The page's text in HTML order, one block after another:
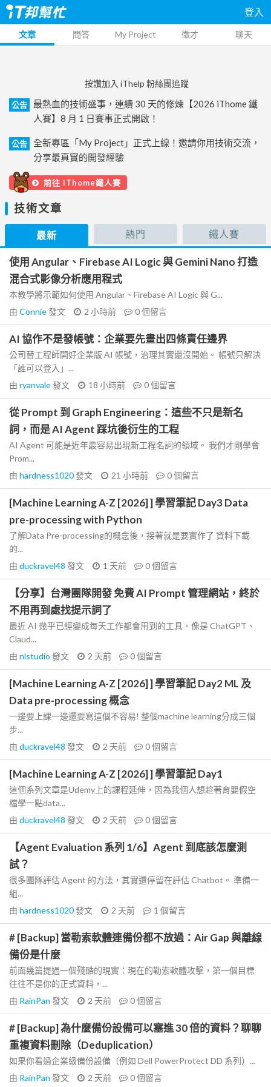
登入
文章 問答 My Project 徵才 聊天
按讚加入 iThelp 粉絲團追蹤
公告
最熱血的技術盛事，連續 30 天的修煉【2026 iThome 鐵
人賽】8 月 1 日賽事正式開啟！
公告
全新專區「My Project」正式上線！邀請你用技術交流，
分享最真實的開發經驗
前往 iThome鐵人賽
技術文章
最新 熱門 鐵人賽
使用 Angular、Firebase AI Logic 與 Gemini Nano 打造
混合式影像分析應用程式
本教學將示範如何使用 Angular、Firebase AI Logic 與 G...
由 Connie發文 2 小時前 0個留言
AI 協作不是發帳號：企業要先畫出四條責任邊界
公司替工程師開好企業版 AI 帳號，治理其實還沒開始。 帳號只解決
「誰可以登入」...
由 ryanvale發文 18 小時前 0個留言
從 Prompt 到 Graph Engineering：這些不只是新名
詞，而是 AI Agent 踩坑後衍生的工程
AI Agent 可能是近年最容易出現新工程名詞的領域。 我們才剛學會
Prom...
由 hardness1020發文 21 小時前 0個留言
[Machine Learning A-Z [2026] ] 學習筆記 Day3 Data
pre-processing with Python
了解Data Pre-processing的概念後，接著就是要實作了 資料下載
的...
由 duckravel48 發文 1 天前 0個留言
【分享】台灣團隊開發 免費 AI Prompt 管理網站，終於
不用再到處找提示詞了
最近 AI 幾乎已經變成每天工作都會用到的工具。像是 ChatGPT、
Claud...
由 nlstudio 發文 2 天前 0個留言
[Machine Learning A-Z [2026] ] 學習筆記 Day2 ML 及
Data pre-processing 概念
一邊要上課一邊還要寫這個不容易! 整個machine learning分成三個
步...
由 duckravel48 發文 2 天前 0個留言
[Machine Learning A-Z [2026] ] 學習筆記 Day1
這個系列文章是Udemy上的課程延伸，因為我個人想趁著育嬰假空
檔學一點data...
由 duckravel48 發文 2 天前 0個留言
【Agent Evaluation 系列 1/6】Agent 到底該怎麼測
試？
很多團隊評估 Agent 的方法，其實還停留在評估 Chatbot。 準備一
組...
由 hardness1020發文 2 天前 1 個留言
# [Backup] 當勒索軟體連備份都不放過：Air Gap 與離線
備份是什麼
前面幾篇提過一個殘酷的現實：現在的勒索軟體攻擊，第一個目標
往往不是你的正式資料，...
由 RainPan 發文 2 天前 0個留言
# [Backup] 為什麼備份設備可以塞進 30 倍的資料？聊聊
重複資料刪除（Deduplication）
如果你看過企業級備份設備（例如 Dell PowerProtect DD 系列）...
由 RainPan 發文 2 天前 0個留言